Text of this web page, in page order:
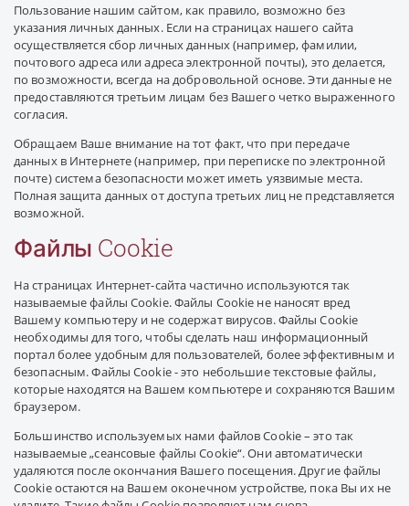
Пользование нашим сайтом, как правило, возможно без
указания личных данных. Если на страницах нашего сайта
осуществляется сбор личных данных (например, фамилии,
почтового адреса или адреса электронной почты), это делается,
по возможности, всегда на добровольной основе. Эти данные не
предоставляются третьим лицам без Вашего четко выраженного
согласия.
Обращаем Ваше внимание на тот факт, что при передаче
данных в Интернете (например, при переписке по электронной
почте) система безопасности может иметь уязвимые места.
Полная защита данных от доступа третьих лиц не представляется
возможной.
Файлы Cookie
На страницах Интернет-сайта частично используются так
называемые файлы Cookie. Файлы Cookie не наносят вред
Вашему компьютеру и не содержат вирусов. Файлы Cookie
необходимы для того, чтобы сделать наш информационный
портал более удобным для пользователей, более эффективным и
безопасным. Файлы Cookie - это небольшие текстовые файлы,
которые находятся на Вашем компьютере и сохраняются Вашим
браузером.
Большинство используемых нами файлов Cookie – это так
называемые „сеансовые файлы Cookie“. Они автоматически
удаляются после окончания Вашего посещения. Другие файлы
Cookie остаются на Вашем оконечном устройстве, пока Вы их не